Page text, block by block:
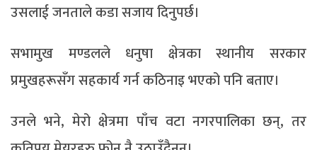
उसलाई जनताले कडा सजाय दिनुपर्छ।
सभामुख मण्डलले धनुषा क्षेत्रका स्थानीय सरकार
प्रमुखहरूसँग सहकार्य गर्न कठिनाइ भएको पनि बताए।
उनले भने, मेरो क्षेत्रमा पाँच वटा नगरपालिका छन्, तर